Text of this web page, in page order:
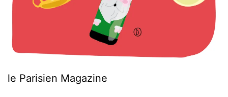
le Parisien Magazine